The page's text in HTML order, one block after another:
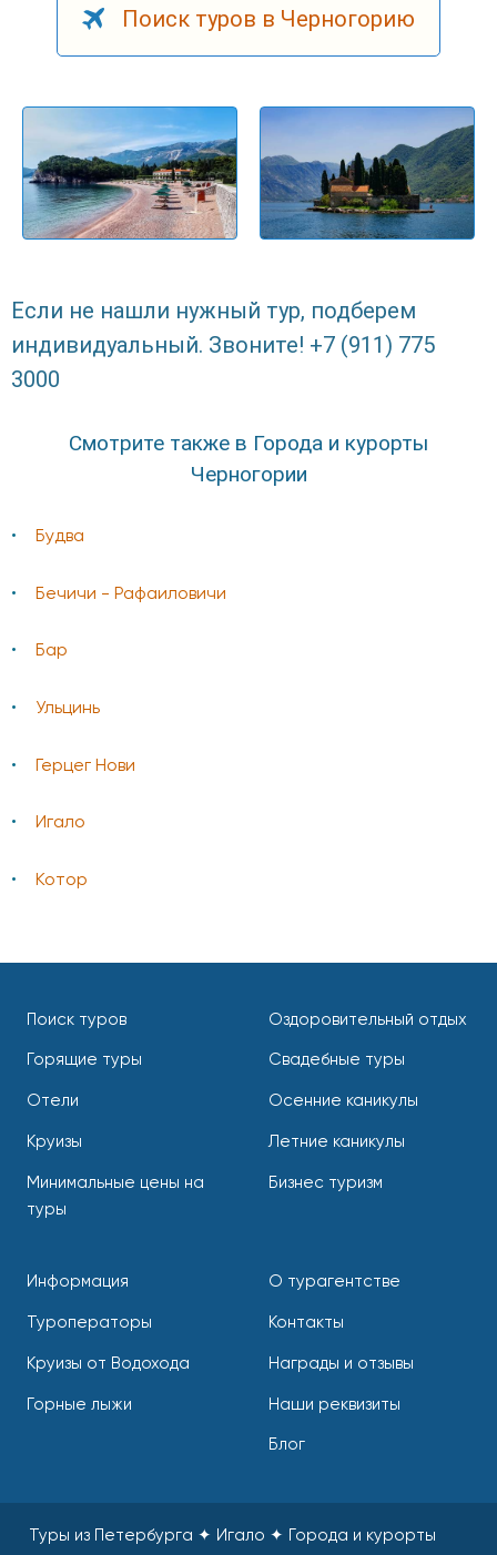
Поиск туров в Черногорию
Если не нашли нужный тур, подберем
индивидуальный. Звоните! +7 (911) 775
3000
Смотрите также в Города и курорты
Черногории
Будва
Бечичи - Рафаиловичи
Бар
Ульцинь
Герцег Нови
Игало
Котор
Поиск туров
Горящие туры
Отели
Круизы
Минимальные цены на
туры
Оздоровительный отдых
Свадебные туры
Осенние каникулы
Летние каникулы
Бизнес туризм
Информация
Туроператоры
Круизы от Водохода
Горные лыжи
О турагентстве
Контакты
Награды и отзывы
Наши реквизиты
Блог
Туры из Петербурга ✦ Игало ✦ Города и курорты